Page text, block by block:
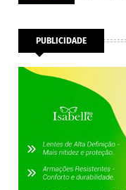
PUBLICIDADE